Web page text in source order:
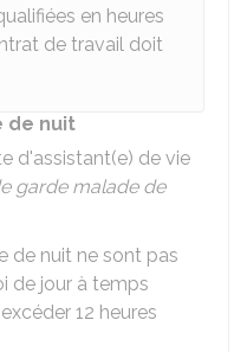
en heures
de travail doit
de nuit
d'assistant(e) de vie
garde malade de
de nuit ne sont pas
de jour à temps
12 heures